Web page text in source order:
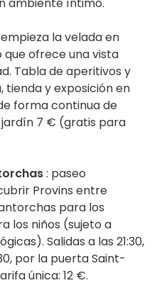
ambiente íntimo.
la velada en
ofrece una vista
Tabla de aperitivos y
tienda y exposición en
forma continua de
jardín 7 € (gratis para
: paseo
Provins entre
para los
los niños (sujeto a
Salidas a las 21:30,
por la puerta Saint-
única: 12 €.